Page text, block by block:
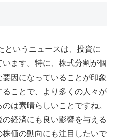
というニュースは、投資に
ます。特に、株式分割が個
因になっていることが印象
ことで、より多くの人々が
は素晴らしいことですね。
経済にも良い影響を与える
価の動向にも注目したいで